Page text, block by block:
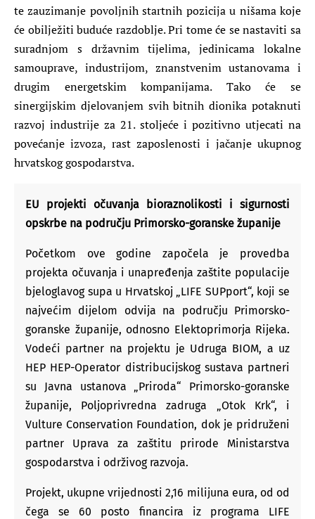
te zauzimanje povoljnih startnih pozicija u nišama koje
će obilježiti buduće razdoblje. Pri tome će se nastaviti sa
suradnjom s državnim tijelima, jedinicama lokalne
samouprave, industrijom, znanstvenim ustanovama i
drugim energetskim kompanijama. Tako će se
sinergijskim djelovanjem svih bitnih dionika potaknuti
razvoj industrije za 21. stoljeće i pozitivno utjecati na
povećanje izvoza, rast zaposlenosti i jačanje ukupnog
hrvatskog gospodarstva.
EU projekti očuvanja bioraznolikosti i sigurnosti
opskrbe na području Primorsko-goranske županije
Početkom ove godine započela je provedba
projekta očuvanja i unapređenja zaštite populacije
bjeloglavog supa u Hrvatskoj „LIFE SUPport“, koji se
najvećim dijelom odvija na području Primorsko-
goranske županije, odnosno Elektoprimorja Rijeka.
Vodeći partner na projektu je Udruga BIOM, a uz
HEP HEP-Operator distribucijskog sustava partneri
su Javna ustanova „Priroda“ Primorsko-goranske
županije, Poljoprivredna zadruga „Otok Krk“, i
Vulture Conservation Foundation, dok je pridruženi
partner Uprava za zaštitu prirode Ministarstva
gospodarstva i održivog razvoja.
Projekt, ukupne vrijednosti 2,16 milijuna eura, od od
čega se 60 posto financira iz programa LIFE